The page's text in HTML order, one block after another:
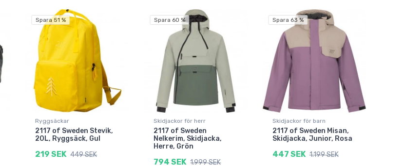
Spara 51 %
Ryggsäckar
2117 of Sweden Stevik,
20L, Ryggsäck, Gul
219 SEK 449 SEK
Spara 60 %
Skidjackor för herr
2117 of Sweden
Nelkerim, Skidjacka,
Herre, Grön
794 SEK 1.999 SEK
Spara 63 %
Skidjackor för barn
2117 of Sweden Misan,
Skidjacka, Junior, Rosa
447 SEK 1.199 SEK